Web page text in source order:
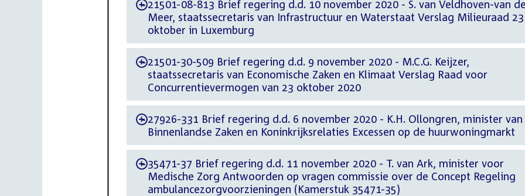
-21501-08-813 Brief regering d.d. 10 november 2020 - S. van Veldhoven-van
Meer, staatssecretaris van Infrastructuur en Waterstaat Verslag Milieuraad 23
oktober in Luxemburg
-21501-30-509 Brief regering d.d. 9 november 2020 - M.C.G. Keijzer,
staatssecretaris van Economische Zaken en Klimaat Verslag Raad voor
Concurrentievermogen van 23 oktober 2020
-27926-331 Brief regering d.d. 6 november 2020 - K.H. Ollongren, minister van
Binnenlandse Zaken en Koninkrijksrelaties Excessen op de huurwoningmarkt
-35471-37 Brief regering d.d. 11 november 2020 - T. van Ark, minister voor
Medische Zorg Antwoorden op vragen commissie over de Concept Regeling
ambulancezorgvoorzieningen (Kamerstuk 35471-35)